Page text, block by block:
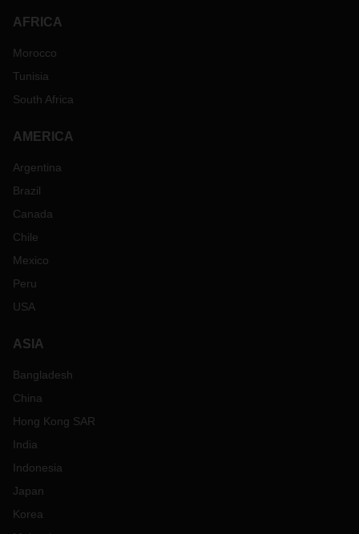
AFRICA
Morocco
Tunisia
South Africa
AMERICA
Argentina
Brazil
Canada
Chile
Mexico
Peru
USA
ASIA
Bangladesh
China
Hong Kong SAR
India
Indonesia
Japan
Korea